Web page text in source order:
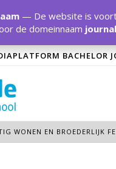
BACHELOR
WONEN EN BROEDERLIJK
— De website is
de domeinnaam